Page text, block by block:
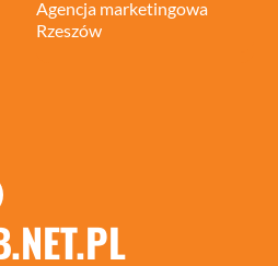
Agencja marketingowa
Rzeszów